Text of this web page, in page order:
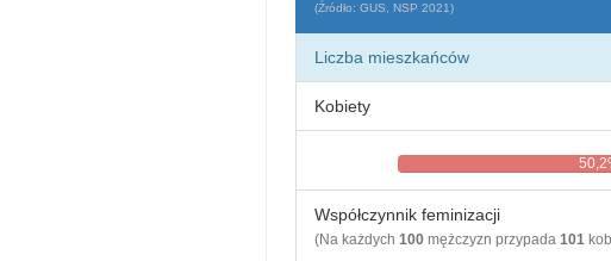
(Źródło: GUS, NSP 2021)
Liczba mieszkańców
Kobiety
Współczynnik feminizacji
(Na każdych 100mężczyzn przypada 101